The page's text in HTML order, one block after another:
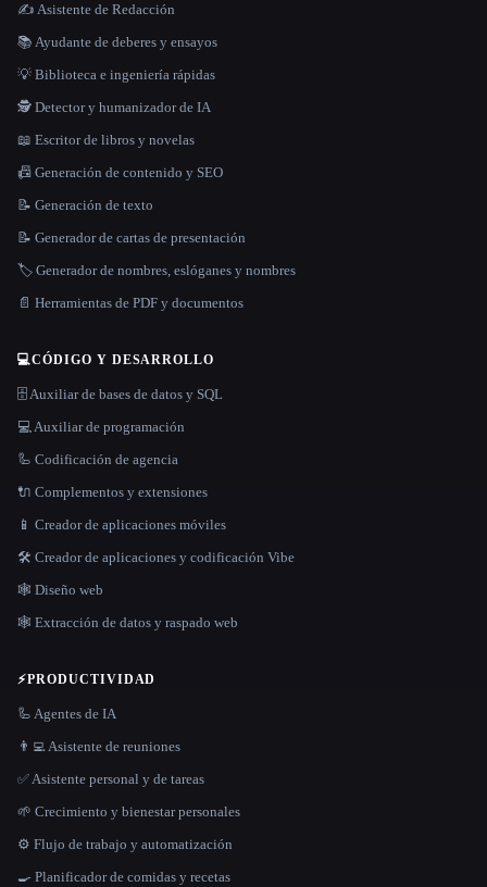
✍️ Asistente de Redacción
📚 Ayudante de deberes y ensayos
💡 Biblioteca e ingeniería rápidas
🕵️ Detector y humanizador de IA
📖 Escritor de libros y novelas
📠 Generación de contenido y SEO
📝 Generación de texto
📝 Generador de cartas de presentación
🏷️ Generador de nombres, eslóganes y nombres
📄 Herramientas de PDF y documentos
💻CÓDIGO Y DESARROLLO
🗄️ Auxiliar de bases de datos y SQL
💻 Auxiliar de programación
🦾 Codificación de agencia
🔌 Complementos y extensiones
📱 Creador de aplicaciones móviles
🛠️ Creador de aplicaciones y codificación Vibe
🕸 Diseño web
🕸️ Extracción de datos y raspado web
⚡PRODUCTIVIDAD
🦾 Agentes de IA
👨‍💻 Asistente de reuniones
✅ Asistente personal y de tareas
🌱 Crecimiento y bienestar personales
⚙️ Flujo de trabajo y automatización
🍳 Planificador de comidas y recetas